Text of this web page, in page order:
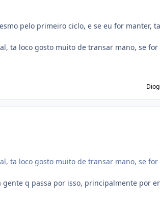
pelo primeiro ciclo, e se eu for manter,
ta loco gosto muito de transar mano, se
ta loco gosto muito de transar mano, se
q passa por isso, principalmente por